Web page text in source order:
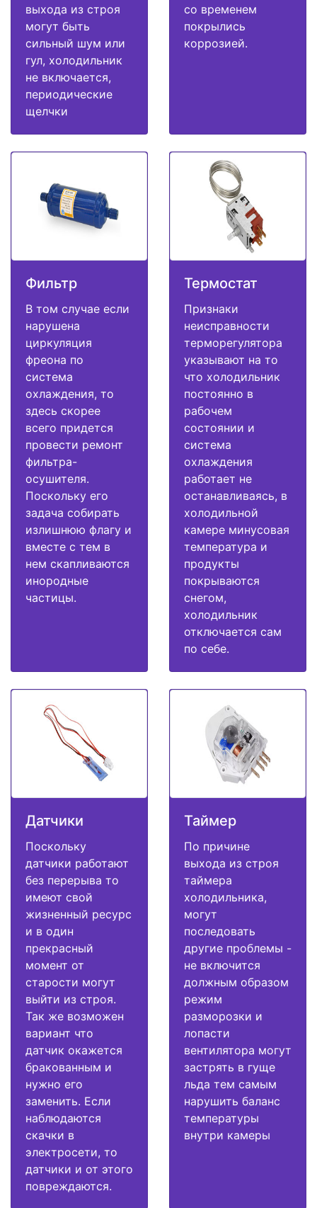
выхода из строя
могут быть
сильный шум или
гул, холодильник
не включается,
периодические
щелчки
со временем
покрылись
коррозией.
Фильтр
В том случае если
нарушена
циркуляция
фреона по
система
охлаждения, то
здесь скорее
всего придется
провести ремонт
фильтра-
осушителя.
Поскольку его
задача собирать
излишнюю флагу и
вместе с тем в
нем скапливаются
инородные
частицы.
Термостат
Признаки
неисправности
терморегулятора
указывают на то
что холодильник
постоянно в
рабочем
состоянии и
система
охлаждения
работает не
останавливаясь, в
холодильной
камере минусовая
температура и
продукты
покрываются
снегом,
холодильник
отключается сам
по себе.
Датчики
Поскольку
датчики работают
без перерыва то
имеют свой
жизненный ресурс
и в один
прекрасный
момент от
старости могут
выйти из строя.
Так же возможен
вариант что
датчик окажется
бракованным и
нужно его
заменить. Если
наблюдаются
скачки в
электросети, то
датчики и от этого
повреждаются.
Таймер
По причине
выхода из строя
таймера
холодильника,
могут
последовать
другие проблемы -
не включится
должным образом
режим
разморозки и
лопасти
вентилятора могут
застрять в гуще
льда тем самым
нарушить баланс
температуры
внутри камеры